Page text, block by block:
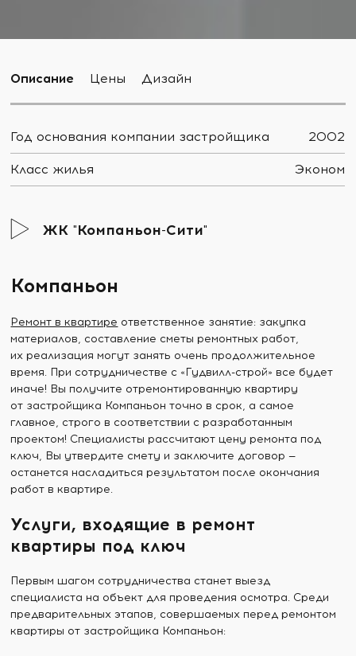
Описание Цены Дизайн
Год основания компании застройщика 2002
Класс жилья Эконом
ЖК "Компаньон-Сити"
Компаньон
Ремонт в квартире ответственное занятие: закупка
материалов, составление сметы ремонтных работ,
их реализация могут занять очень продолжительное
время. При сотрудничестве с «Гудвилл-строй» все будет
иначе! Вы получите отремонтированную квартиру
от застройщика Компаньон точно в срок, а самое
главное, строго в соответствии с разработанным
проектом! Специалисты рассчитают цену ремонта под
ключ, Вы утвердите смету и заключите договор —
останется насладиться результатом после окончания
работ в квартире.
Услуги, входящие в ремонт
квартиры под ключ
Первым шагом сотрудничества станет выезд
специалиста на объект для проведения осмотра. Среди
предварительных этапов, совершаемых перед ремонтом
квартиры от застройщика Компаньон: